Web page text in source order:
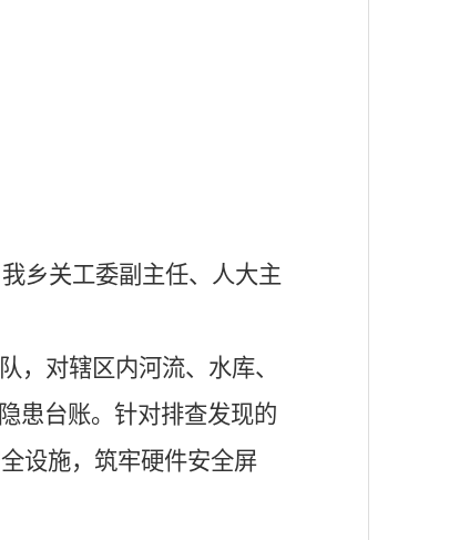
乡关工委副主任、人大主
，对辖区内河流、水库、
患台账。针对排查发现的
设施，筑牢硬件安全屏